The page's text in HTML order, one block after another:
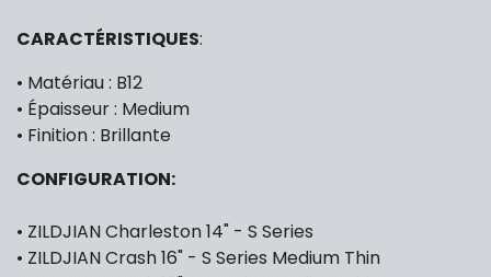
CARACTÉRISTIQUES:
• Matériau : B12
• Épaisseur : Medium
• Finition : Brillante
CONFIGURATION:
• ZILDJIAN Charleston 14" - S Series
• ZILDJIAN Crash 16" - S Series Medium Thin